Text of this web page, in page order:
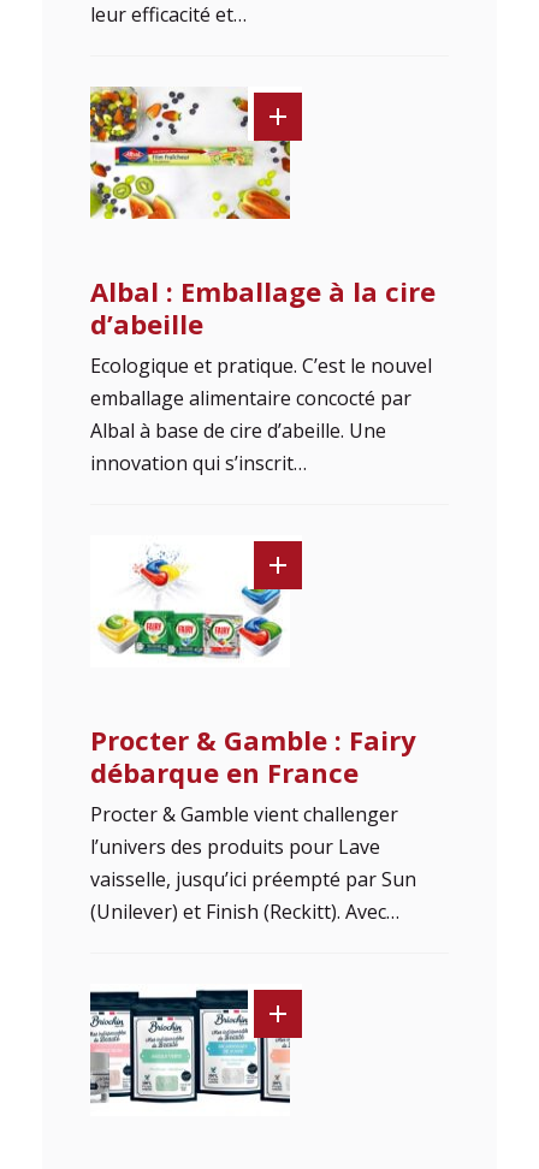
leur efficacité et…
Albal : Emballage à la cire
d’abeille
Ecologique et pratique. C’est le nouvel
emballage alimentaire concocté par
Albal à base de cire d’abeille. Une
innovation qui s’inscrit…
Procter & Gamble : Fairy
débarque en France
Procter & Gamble vient challenger
l’univers des produits pour Lave
vaisselle, jusqu’ici préempté par Sun
(Unilever) et Finish (Reckitt). Avec…